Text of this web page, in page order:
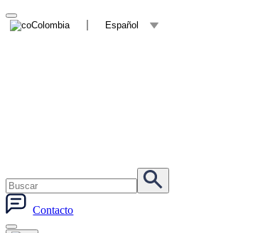
Colombia Español
Contacto